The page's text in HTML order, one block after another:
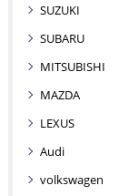
SUZUKI
SUBARU
MITSUBISHI
MAZDA
LEXUS
Audi
volkswagen